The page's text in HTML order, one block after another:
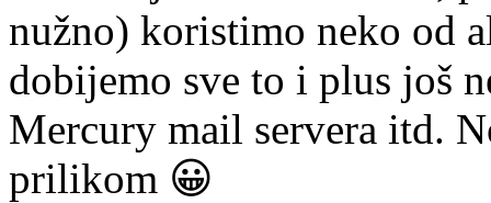
nužno) koristimo neko od
dobijemo sve to i plus još
Mercury mail servera itd.
prilikom 😀